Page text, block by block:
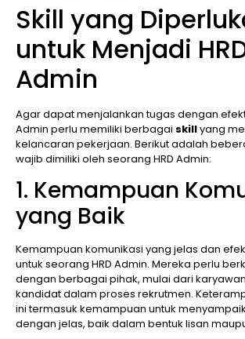
Skill yang
untuk Menjadi
Admin
Agar dapat menjalankan tugas dengan
Admin perlu memiliki berbagai skillyang
kelancaran pekerjaan. Berikut adalah
wajib dimiliki oleh seorang HRD Admin:
1. Kemampuan
yang Baik
Kemampuan komunikasi yang jelas dan
untuk seorang HRD Admin. Mereka perlu
dengan berbagai pihak, mulai dari
kandidat dalam proses rekrutmen.
ini termasuk kemampuan untuk
dengan jelas, baik dalam bentuk lisan